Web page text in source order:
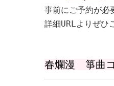
事前にご予約が必
詳細URLよりぜひ
春爛漫 箏曲コ